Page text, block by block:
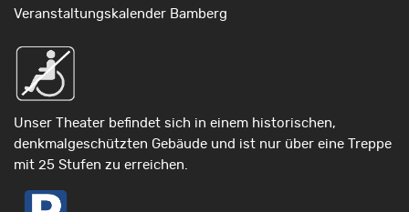
Veranstaltungskalender Bamberg
Unser Theater befindet sich in einem historischen,
denkmalgeschützten Gebäude und ist nur über eine Treppe
mit 25 Stufen zu erreichen.